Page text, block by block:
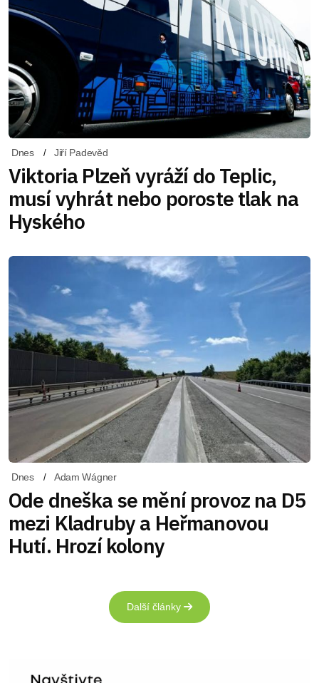
Dnes Jiří Padevěd
Viktoria Plzeň vyráží do Teplic,
musí vyhrát nebo poroste tlak na
Hyského
Dnes Adam Wágner
Ode dneška se mění provoz na D5
mezi Kladruby a Heřmanovou
Hutí. Hrozí kolony
Další články